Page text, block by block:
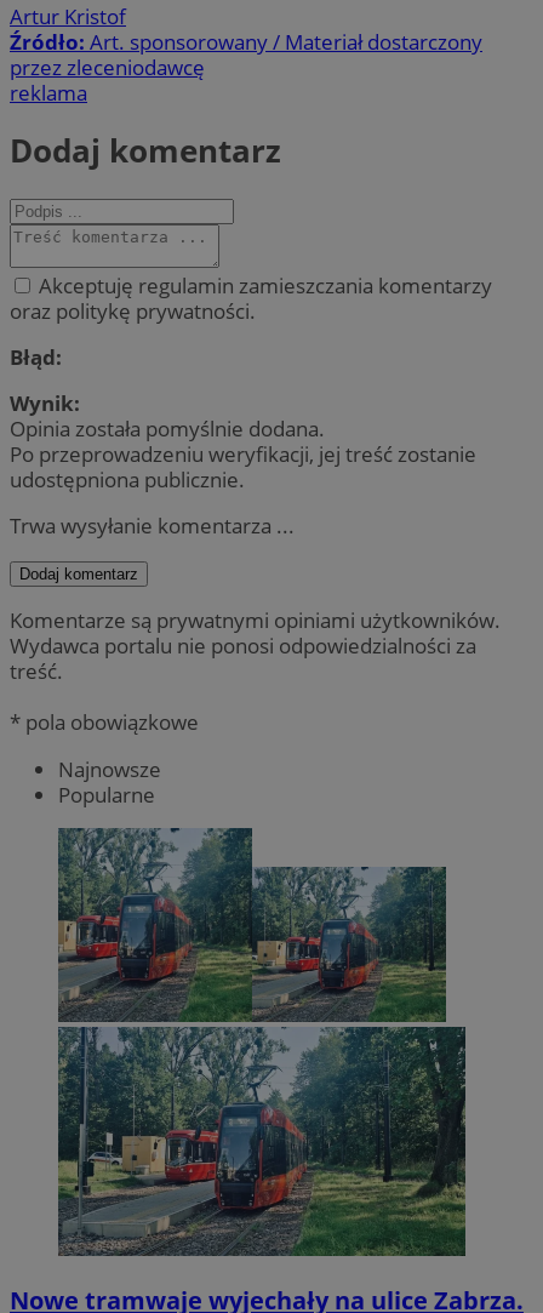
Artur Kristof
Źródło: Art. sponsorowany / Materiał dostarczony
przez zleceniodawcę
reklama
Dodaj komentarz
Akceptuję regulamin zamieszczania komentarzy
oraz politykę prywatności.
Błąd:
Wynik:
Opinia została pomyślnie dodana.
Po przeprowadzeniu weryfikacji, jej treść zostanie
udostępniona publicznie.
Trwa wysyłanie komentarza ...
Dodaj komentarz
Komentarze są prywatnymi opiniami użytkowników.
Wydawca portalu nie ponosi odpowiedzialności za
treść.
* pola obowiązkowe
Najnowsze
Popularne
Nowe tramwaje wyjechały na ulice Zabrza.